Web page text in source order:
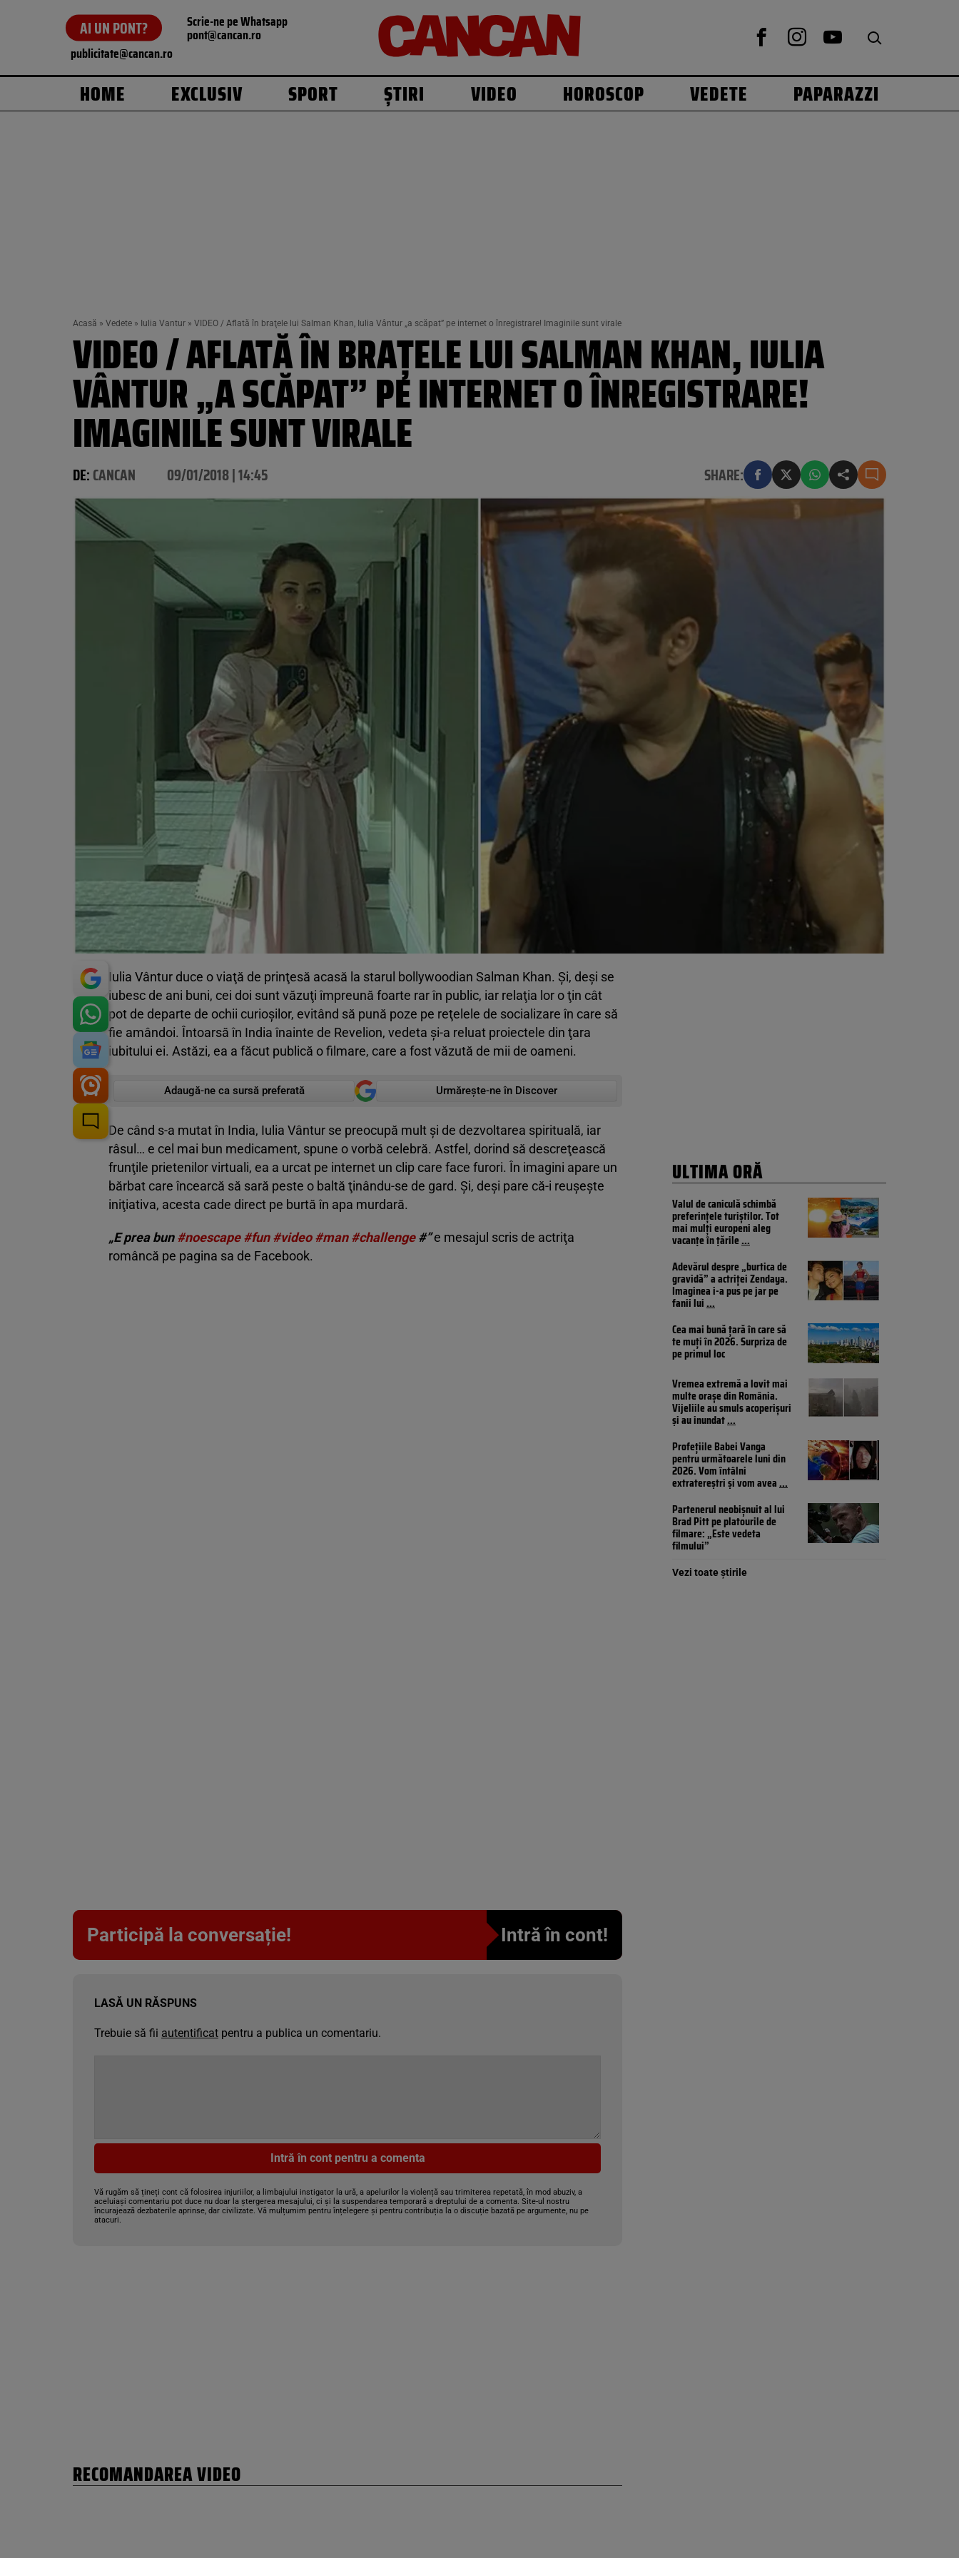
AI UN PONT? Scrie-ne pe Whatsapp
pont@cancan.ro
publicitate@cancan.ro
HOME EXCLUSIV SPORT ȘTIRI VIDEO HOROSCOP VEDETE PAPARAZZI
Acasă » Vedete » Iulia Vantur » VIDEO / Aflată în braţele lui Salman Khan, Iulia Vântur „a scăpat” pe internet o înregistrare! Imaginile sunt virale
VIDEO / AFLATĂ ÎN BRAŢELE LUI SALMAN KHAN, IULIA
VÂNTUR „A SCĂPAT” PE INTERNET O ÎNREGISTRARE!
IMAGINILE SUNT VIRALE
DE:CANCAN 09/01/2018 | 14:45 SHARE:
Iulia Vântur duce o viaţă de prinţesă acasă la starul bollywoodian Salman Khan. Şi, deşi se
iubesc de ani buni, cei doi sunt văzuţi împreună foarte rar în public, iar relaţia lor o ţin cât
pot de departe de ochii curioşilor, evitând să pună poze pe reţelele de socializare în care să
fie amândoi. Întoarsă în India înainte de Revelion, vedeta şi-a reluat proiectele din ţara
iubitului ei. Astăzi, ea a făcut publică o filmare, care a fost văzută de mii de oameni.
Adaugă-ne ca sursă preferată Urmărește-ne în Discover
De când s-a mutat în India, Iulia Vântur se preocupă mult şi de dezvoltarea spirituală, iar
râsul… e cel mai bun medicament, spune o vorbă celebră. Astfel, dorind să descreţească
frunţile prietenilor virtuali, ea a urcat pe internet un clip care face furori. În imagini apare un
bărbat care încearcă să sară peste o baltă ţinându-se de gard. Şi, deşi pare că-i reuşeşte
iniţiativa, acesta cade direct pe burtă în apa murdară.
„E prea bun#noescape #fun #video #man #challenge#”e mesajul scris de actriţa
româncă pe pagina sa de Facebook.
Participă la conversație! Intră în cont!
LASĂ UN RĂSPUNS
Trebuie să fii autentificat pentru a publica un comentariu.
Intră în cont pentru a comenta
Vă rugăm să țineți cont că folosirea injuriilor, a limbajului instigator la ură, a apelurilor la violență sau trimiterea repetată, în mod abuziv, a
aceluiași comentariu pot duce nu doar la ștergerea mesajului, ci și la suspendarea temporară a dreptului de a comenta. Site-ul nostru
încurajează dezbaterile aprinse, dar civilizate. Vă mulțumim pentru înțelegere și pentru contribuția la o discuție bazată pe argumente, nu pe
atacuri.
RECOMANDAREA VIDEO
ULTIMA ORĂ
Valul de caniculă schimbă
preferințele turiștilor. Tot
mai mulți europeni aleg
vacanțe în țările...
Adevărul despre „burtica de
gravidă” a actriței Zendaya.
Imaginea i-a pus pe jar pe
fanii lui...
Cea mai bună țară în care să
te muți în 2026. Surpriza de
pe primul loc
Vremea extremă a lovit mai
multe orașe din România.
Vijeliile au smuls acoperișuri
și au inundat...
Profețiile Babei Vanga
pentru următoarele luni din
2026. Vom întâlni
extratereștri și vom avea...
Partenerul neobișnuit al lui
Brad Pitt pe platourile de
filmare: „Este vedeta
filmului”
Vezi toate știrile